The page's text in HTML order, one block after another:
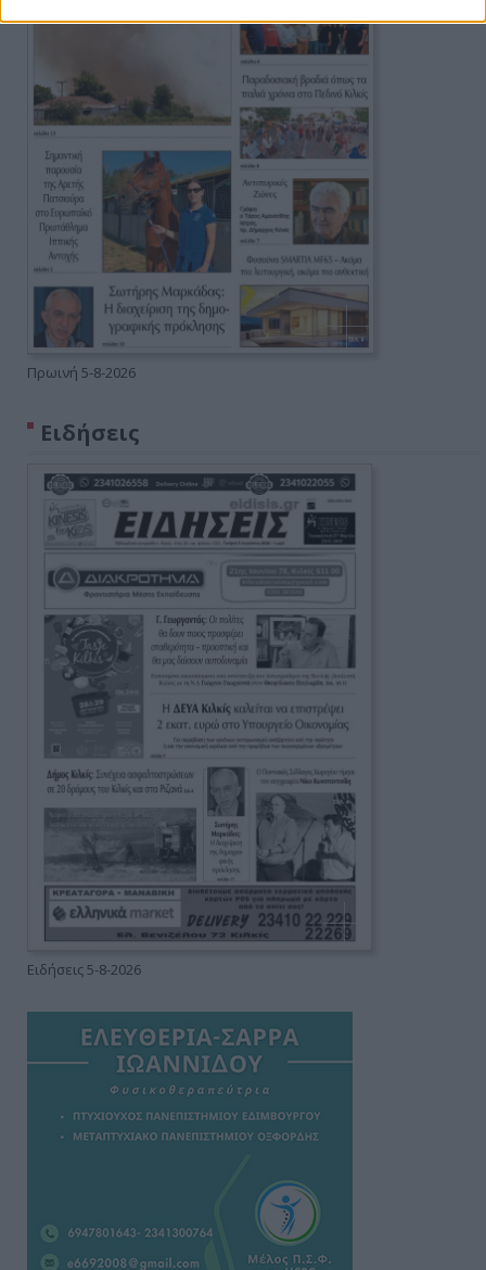
Πρωινή 5-8-2026
Ειδήσεις
Ειδήσεις 5-8-2026